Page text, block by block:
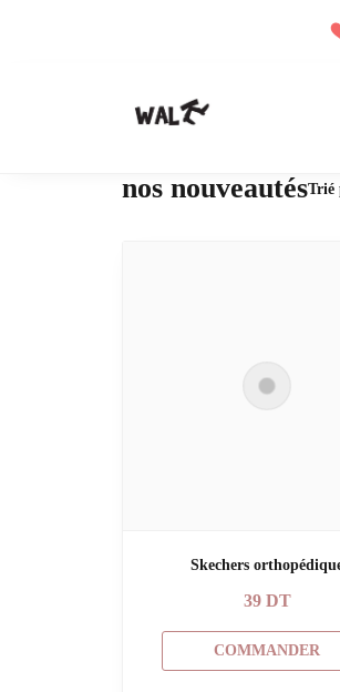
nos nouveautésTrié
Skechers
39DT
COMMANDER